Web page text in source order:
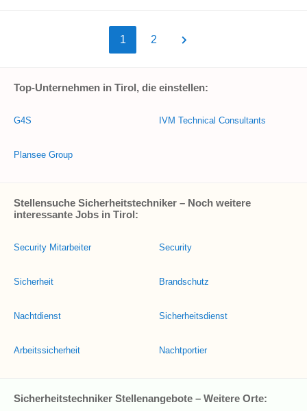
1 2
Top-Unternehmen in Tirol, die einstellen:
G4S
Plansee Group
IVM Technical Consultants
Stellensuche Sicherheitstechniker – Noch weitere
interessante Jobs in Tirol:
Security Mitarbeiter
Sicherheit
Nachtdienst
Arbeitssicherheit
Security
Brandschutz
Sicherheitsdienst
Nachtportier
Sicherheitstechniker Stellenangebote – Weitere Orte: